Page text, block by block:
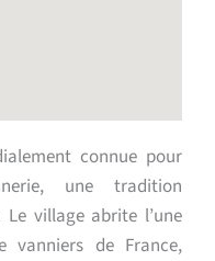
connue pour
une tradition
village abrite l’une
vanniers de France,